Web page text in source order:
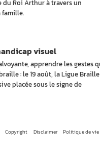
Roi Arthur à travers un
apprendre les gestes
: le 19 août, la Ligue Braille
placée sous le signe de
visuel
Copyright Disclaimer Politique de vie